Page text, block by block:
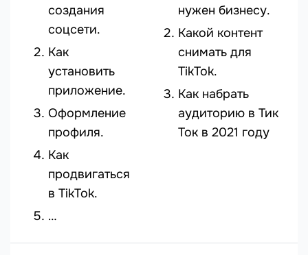
создания
соцсети.
Как
установить
приложение.
Оформление
профиля.
Как
продвигаться
в TikTok.
…
нужен бизнесу.
Какой контент
снимать для
TikTok.
Как набрать
аудиторию в Тик
Ток в 2021 году